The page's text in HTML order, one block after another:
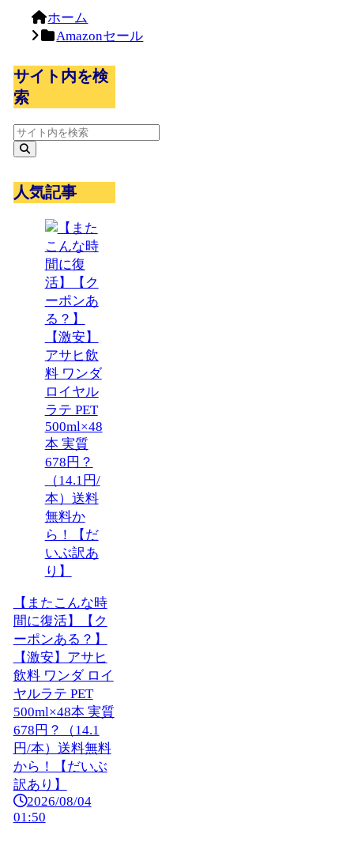
ホーム
Amazonセール
サイト内を検
索
人気記事
【またこんな時
間に復活】【ク
ーポンある？】
【激安】アサヒ
飲料 ワンダ ロイ
ヤルラテ PET
500ml×48本 実質
678円？（14.1
円/本）送料無料
から！【だいぶ
訳あり】
2026/08/04
01:50